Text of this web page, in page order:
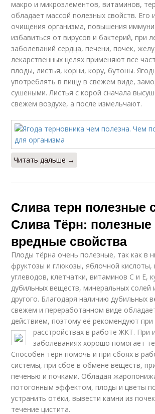
макро и микроэлементов, витаминов,
обладает массой полезных свойств. Его
очищения организма, повышения
избавиться от вирусов и бактерий, при
заболеваний сердца, печени, почек,
лекарственных целях применяют все
плоды, листья, корни, кору, бутоны.
употреблять в пищу в свежем виде,
сушеными. Листья с корой сначала
свежем воздухе, а после измельчают.
Читать дальше →
Слива терн полезные
Слива Тёрн: полезные
вредные свойства
Плоды тёрна очень полезные, так как в
фруктозы и глюкозы, яблочной кислоты,
углеводов, клетчатки, витаминов С и Е,
дубильных веществ, минеральных солей
другого. Благодаря наличию дубильных
свежем и переработанном виде
действием, поэтому её рекомендуют при
расстройствах в работе ЖКТ. При
заболеваниях хорошо помогает
Способен тёрн помочь и при сбоях в
системы, при сбое в обмене веществ,
печенью и почками. Обладая
потогонным эффектом, плоды и цветы
устранить отёки, вывести камни из
течение цистита.